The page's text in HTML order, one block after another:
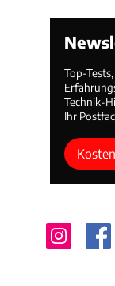
Top-
Technik-
Ihr